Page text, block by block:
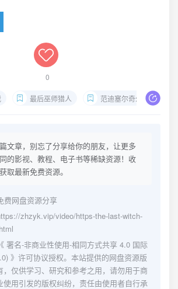
0
最后巫师猎人 范迪塞尔奇幻电影
文章，别忘了分享给你的朋友，让更多
的影视、教程、电子书等稀缺资源！收
取最新免费资源。
费网盘资源分享
zhzyk.vip/video/https-the-last-witch-
《 署名-非商业性使用-相同方式共享 4.0 国际
》许可协议授权。本站提供的网盘资源版
，仅供学习、研究和参考之用，请勿用于商
使用引发的版权纠纷，责任由使用者自行承